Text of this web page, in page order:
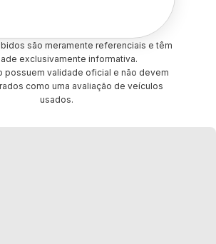
são meramente referenciais e têm
exclusivamente informativa.
possuem validade oficial e não devem
como uma avaliação de veículos
usados.